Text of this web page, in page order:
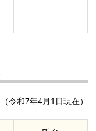
（令和7年4月1日現在）